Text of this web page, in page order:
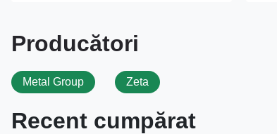
Producători
Metal Group Zeta
Recent cumpărat